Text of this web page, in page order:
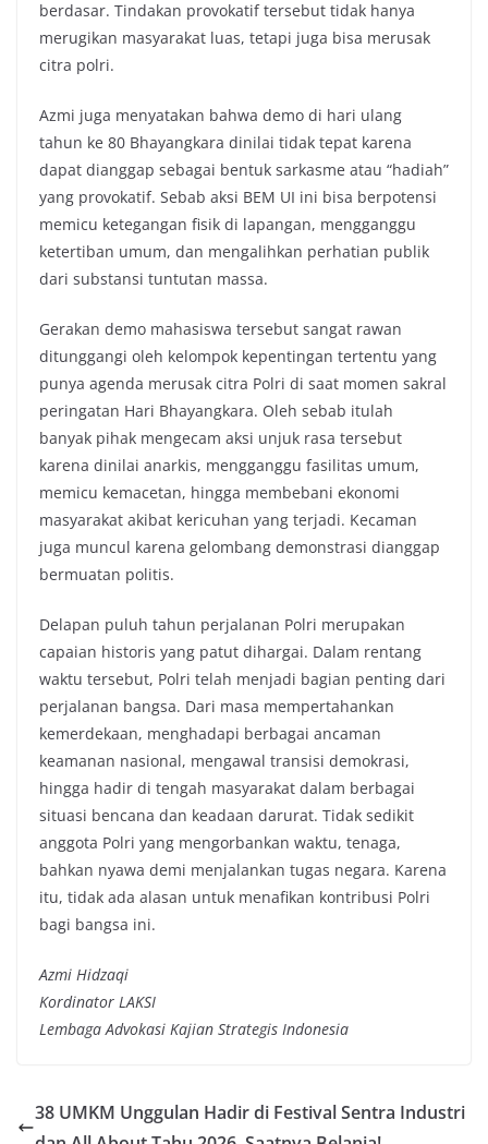
berdasar. Tindakan provokatif tersebut tidak hanya
merugikan masyarakat luas, tetapi juga bisa merusak
citra polri.
Azmi juga menyatakan bahwa demo di hari ulang
tahun ke 80 Bhayangkara dinilai tidak tepat karena
dapat dianggap sebagai bentuk sarkasme atau “hadiah”
yang provokatif. Sebab aksi BEM UI ini bisa berpotensi
memicu ketegangan fisik di lapangan, mengganggu
ketertiban umum, dan mengalihkan perhatian publik
dari substansi tuntutan massa.
Gerakan demo mahasiswa tersebut sangat rawan
ditunggangi oleh kelompok kepentingan tertentu yang
punya agenda merusak citra Polri di saat momen sakral
peringatan Hari Bhayangkara. Oleh sebab itulah
banyak pihak mengecam aksi unjuk rasa tersebut
karena dinilai anarkis, mengganggu fasilitas umum,
memicu kemacetan, hingga membebani ekonomi
masyarakat akibat kericuhan yang terjadi. Kecaman
juga muncul karena gelombang demonstrasi dianggap
bermuatan politis.
Delapan puluh tahun perjalanan Polri merupakan
capaian historis yang patut dihargai. Dalam rentang
waktu tersebut, Polri telah menjadi bagian penting dari
perjalanan bangsa. Dari masa mempertahankan
kemerdekaan, menghadapi berbagai ancaman
keamanan nasional, mengawal transisi demokrasi,
hingga hadir di tengah masyarakat dalam berbagai
situasi bencana dan keadaan darurat. Tidak sedikit
anggota Polri yang mengorbankan waktu, tenaga,
bahkan nyawa demi menjalankan tugas negara. Karena
itu, tidak ada alasan untuk menafikan kontribusi Polri
bagi bangsa ini.
Azmi Hidzaqi
Kordinator LAKSI
Lembaga Advokasi Kajian Strategis Indonesia
38 UMKM Unggulan Hadir di Festival Sentra Industri